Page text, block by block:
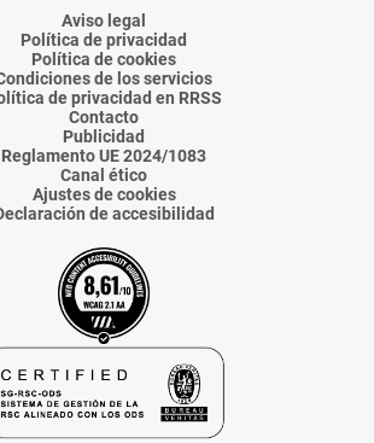
AlmeríaAlmeríaAlmería
Almería
Aviso legal
Política de privacidad
Política de cookies
de los servicios
de privacidad en RRSS
Contacto
Publicidad
Reglamento UE 2024/1083
Canal ético
Ajustes de cookies
de accesibilidad